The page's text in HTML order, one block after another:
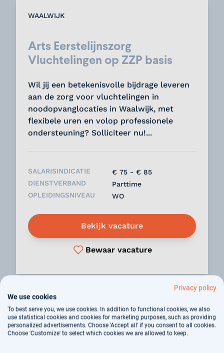
WAALWIJK
Arts Eerstelijnszorg
Vluchtelingen op ZZP basis
Wil jij een betekenisvolle bijdrage leveren
aan de zorg voor vluchtelingen in
noodopvanglocaties in Waalwijk, met
flexibele uren en volop professionele
ondersteuning? Solliciteer nu!...
SALARISINDICATIE
€ 75 - € 85
DIENSTVERBAND
Parttime
OPLEIDINGSNIVEAU
WO
Bekijk vacature
Bewaar vacature
WAALWIJK
Arts Eerstelijnszorg
Privacy policy
We use cookies
To best serve you, we use cookies. In addition to functional cookies, we also
use statistical cookies and cookies for marketing purposes, such as providing
personalized advertisements. Choose 'Accept all' if you consent to all cookies.
Choose 'Customize' to select which cookies we are allowed to keep.